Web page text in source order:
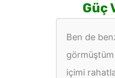
Güç
Ben de
görmüştüm
içimi